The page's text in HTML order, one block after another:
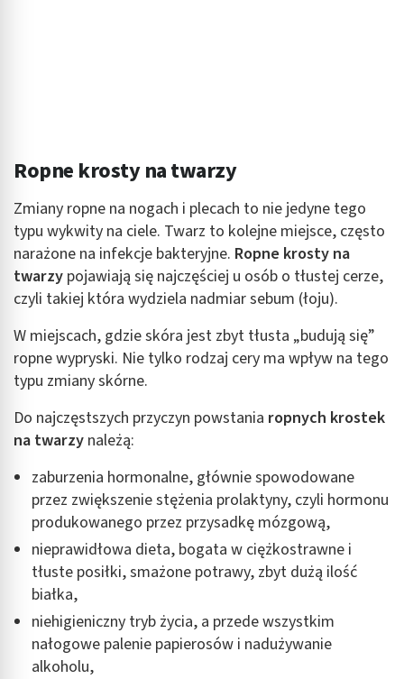
Ropne krosty na twarzy
Zmiany ropne na nogach i plecach to nie jedyne tego
typu wykwity na ciele. Twarz to kolejne miejsce, często
narażone na infekcje bakteryjne. Ropne krosty na
twarzy pojawiają się najczęściej u osób o tłustej cerze,
czyli takiej która wydziela nadmiar sebum (łoju).
W miejscach, gdzie skóra jest zbyt tłusta „budują się”
ropne wypryski. Nie tylko rodzaj cery ma wpływ na tego
typu zmiany skórne.
Do najczęstszych przyczyn powstania ropnych krostek
na twarzy należą:
zaburzenia hormonalne, głównie spowodowane
przez zwiększenie stężenia prolaktyny, czyli hormonu
produkowanego przez przysadkę mózgową,
nieprawidłowa dieta, bogata w ciężkostrawne i
tłuste posiłki, smażone potrawy, zbyt dużą ilość
białka,
niehigieniczny tryb życia, a przede wszystkim
nałogowe palenie papierosów i nadużywanie
alkoholu,
Reklama / śledzenie